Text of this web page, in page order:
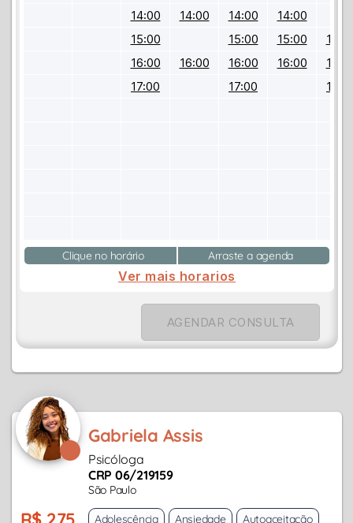
14:00
15:00
16:00
17:00
14:00
16:00
14:00
15:00
16:00
17:00
14:00
15:00
16:00
Clique no horário Arraste a agenda
Ver mais horarios
AGENDAR CONSULTA
Gabriela Assis
Psicóloga
CRP 06/219159
São Paulo
Adolescência Ansiedade Autoaceitação